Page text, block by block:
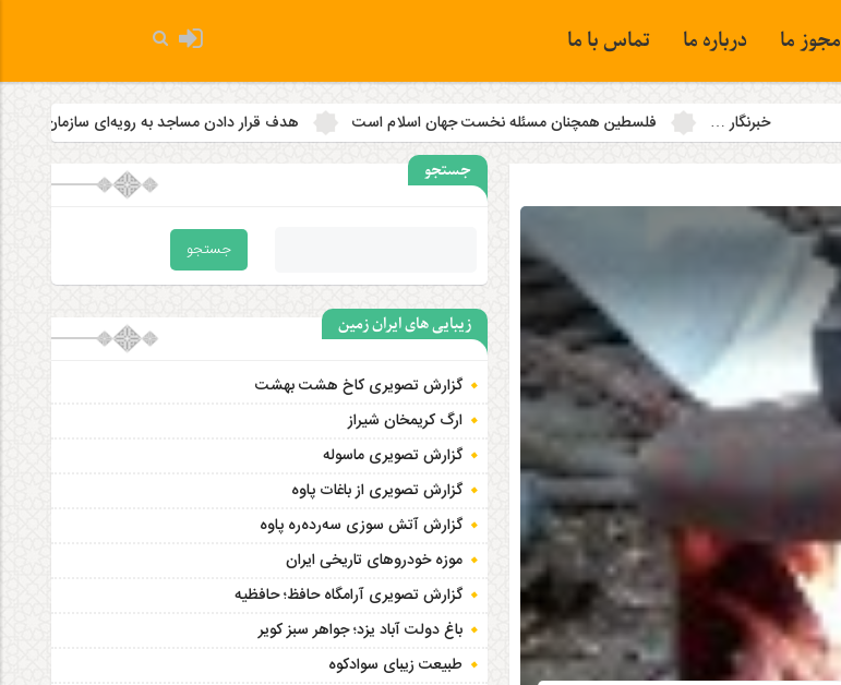
مجوز ما درباره ما تماس با ما
فلسطین همچنان مسئله نخست جهان اسلام است هدف قرار دادن مساجد به رویه‌ای سازمان‌ یافته تبدیل شده است
جستجو
زیبایی های ایران زمین
گزارش تصویری کاخ هشت‌ بهشت
ارگ کریمخان شیراز
گزارش تصویری ماسوله
گزارش تصویری از باغات پاوه
گزارش آتش سوزی سەردەرە پاوه
موزه خودروهای تاریخی ایران
گزارش تصویری آرامگاه حافظ؛ حافظیه‎
باغ دولت آباد یزد؛ جواهر سبز کویر
طبیعت زیبای سوادکوه